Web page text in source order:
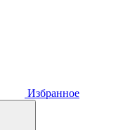
Избранное